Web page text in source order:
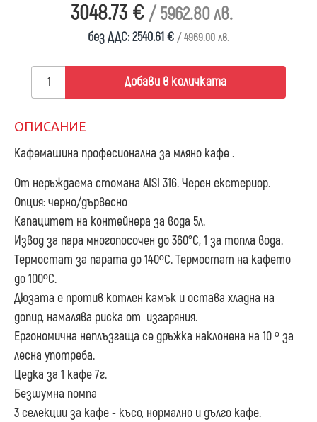
3048.73 € / 5962.80 лв.
без ДДС: 2540.61 € / 4969.00 лв.
Добави в количката
ОПИСАНИЕ
Кафемашина професионална за мляно кафе .
От неръждаема стомана AISI 316. Черен екстериор.
Опция: черно/дървесно
Капацитет на контейнера за вода 5л.
Извод за пара многопосочен до 360°C, 1 за топла вода.
Термостат за парата до 140ºС. Термостат на кафето
до 100ºС.
Дюзата е против котлен камък и остава хладна на
допир, намалява риска от изгаряния.
Ергономична неплъзгаща се дръжка наклонена на 10 º за
лесна употреба.
Цедка за 1 кафе 7г.
Безшумна помпа
3 селекции за кафе - късо, нормално и дълго кафе.